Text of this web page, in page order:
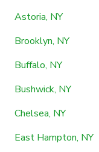
Astoria, NY
Brooklyn, NY
Buffalo, NY
Bushwick, NY
Chelsea, NY
East Hampton, NY